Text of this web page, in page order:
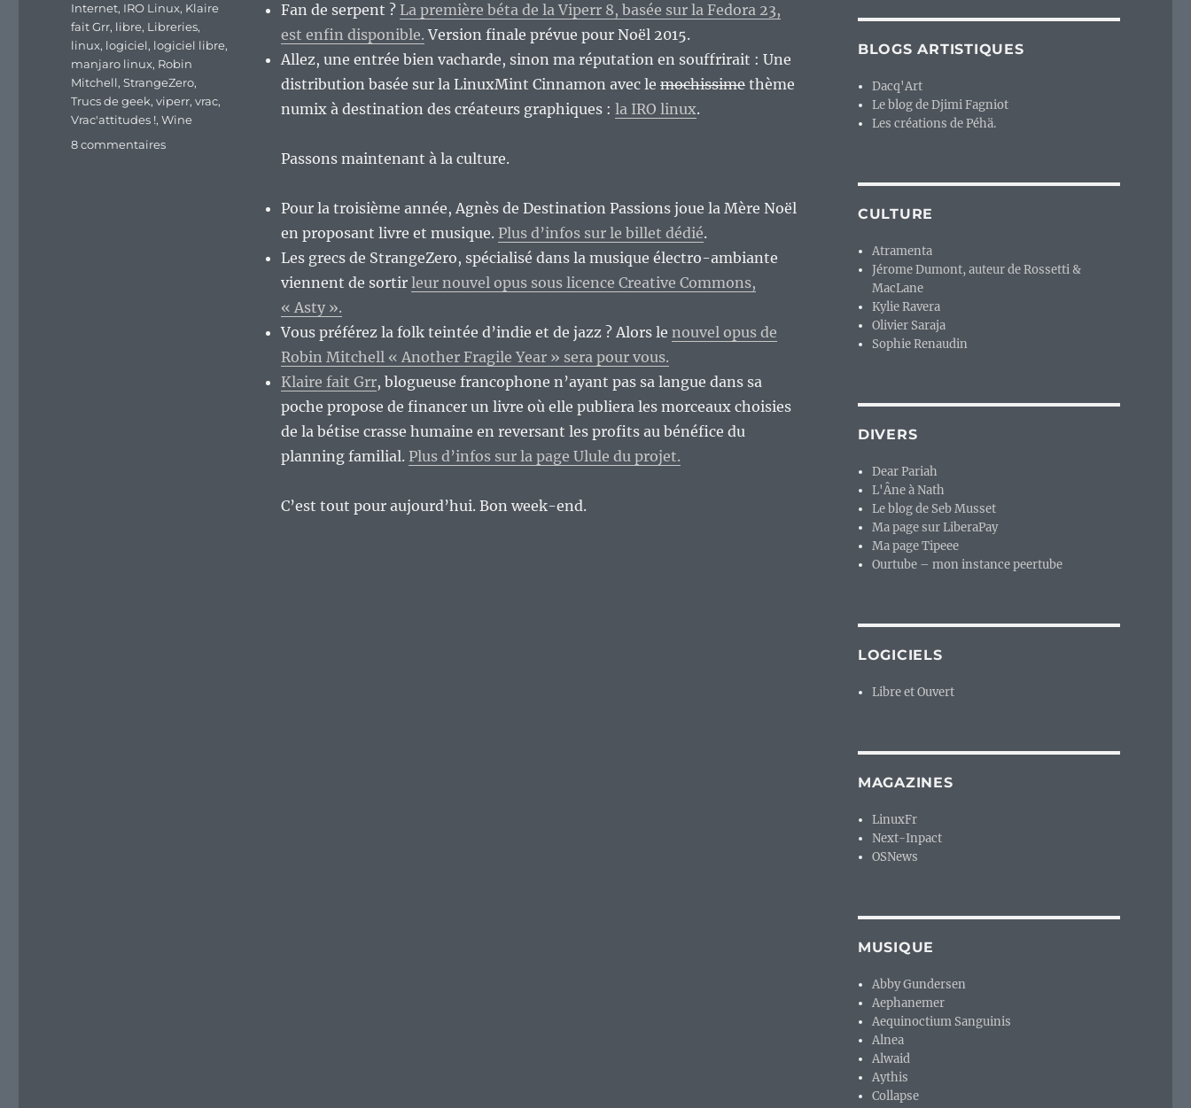
Fan de serpent ? La première béta de la Viperr 8, basée sur la Fedora 23,
est enfin disponible. Version finale prévue pour Noël 2015.
Allez, une entrée bien vacharde, sinon ma réputation en souffrirait : Une
distribution basée sur la LinuxMint Cinnamon avec le mochissimethème
numix à destination des créateurs graphiques : la IRO linux.
Passons maintenant à la culture.
Pour la troisième année, Agnès de Destination Passions joue la Mère Noël
en proposant livre et musique. Plus d’infos sur le billet dédié.
Les grecs de StrangeZero, spécialisé dans la musique électro-ambiante
viennent de sortir leur nouvel opus sous licence Creative Commons,
« Asty ».
Vous préférez la folk teintée d’indie et de jazz ? Alors le nouvel opus de
Robin Mitchell « Another Fragile Year » sera pour vous.
Klaire fait Grr, blogueuse francophone n’ayant pas sa langue dans sa
poche propose de financer un livre où elle publiera les morceaux choisies
de la bétise crasse humaine en reversant les profits au bénéfice du
planning familial. Plus d’infos sur la page Ulule du projet.
C’est tout pour aujourd’hui. Bon week-end.
Internet, IRO Linux, Klaire
fait Grr, libre, Libreries,
linux, logiciel, logiciel libre,
manjaro linux, Robin
Mitchell,StrangeZero,
Trucs de geek,viperr,vrac,
Vrac'attitudes !,Wine
8 commentairessur
BLOGS ARTISTIQUES
Dacq'Art
Le blog de Djimi Fagniot
Les créations de Péhä.
CULTURE
Atramenta
Jérome Dumont, auteur de Rossetti &
MacLane
Kylie Ravera
Olivier Saraja
Sophie Renaudin
DIVERS
Dear Pariah
L'Âne à Nath
Le blog de Seb Musset
Ma page sur LiberaPay
Ma page Tipeee
Ourtube – mon instance peertube
LOGICIELS
Libre et Ouvert
MAGAZINES
LinuxFr
Next-Inpact
OSNews
MUSIQUE
Abby Gundersen
Aephanemer
Aequinoctium Sanguinis
Alnea
Alwaid
Aythis
Collapse